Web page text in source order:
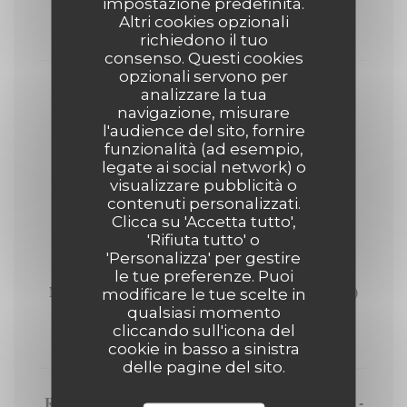
Altri cookies opzionali
richiedono il tuo
consenso. Questi cookies
opzionali servono per
analizzare la tua
navigazione, misurare
l'audience del sito, fornire
funzionalità (ad esempio,
legate ai social network) o
visualizzare pubblicità o
contenuti personalizzati.
Clicca su 'Accetta tutto',
'Rifiuta tutto' o
'Personalizza' per gestire
le tue preferenze. Puoi
modificare le tue scelte in
qualsiasi momento
cliccando sull'icona del
cookie in basso a sinistra
delle pagine del sito.
12,00 EUR
4 Cl
Nikka - The Barrel (51,4°)
11,00 EUR
4 Cl
LES RHUMS
4 cl
Norman ‘Sailor Jerry’ Collins, épicé - BRUN (40°)
9,00 EUR
4 Cl
Ron Zacapa, « Solera Gran Reserva », Guatemala -